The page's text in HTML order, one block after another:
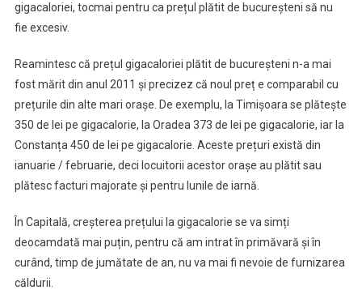
gigacaloriei, tocmai pentru ca prețul plătit de bucureșteni să nu
fie excesiv.
Reamintesc că prețul gigacaloriei plătit de bucureșteni n-a mai
fost mărit din anul 2011 și precizez că noul preț e comparabil cu
prețurile din alte mari orașe. De exemplu, la Timișoara se plătește
350 de lei pe gigacalorie, la Oradea 373 de lei pe gigacalorie, iar la
Constanța 450 de lei pe gigacalorie. Aceste prețuri există din
ianuarie / februarie, deci locuitorii acestor orașe au plătit sau
plătesc facturi majorate și pentru lunile de iarnă.
În Capitală, creșterea prețului la gigacalorie se va simți
deocamdată mai puțin, pentru că am intrat în primăvară și în
curând, timp de jumătate de an, nu va mai fi nevoie de furnizarea
căldurii.